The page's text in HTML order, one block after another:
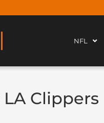
NFL
LA Clippers